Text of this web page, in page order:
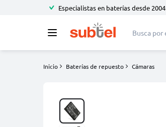
Especialistas en baterías desde 2004
Inicio Baterías de repuesto Cámaras